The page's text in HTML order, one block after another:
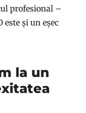
profesional –
este și un eșec
la un